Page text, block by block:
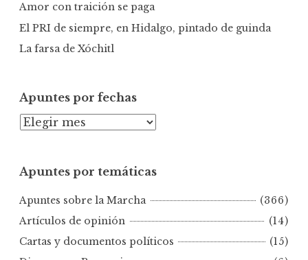
Amor con traición se paga
El PRI de siempre, en Hidalgo, pintado de guinda
La farsa de Xóchitl
Apuntes por fechas
A
n
e
s
p
Apuntes por temáticas
Apuntes sobre la Marcha
(366)
Artículos de opinión
(14)
Cartas y documentos políticos
(15)